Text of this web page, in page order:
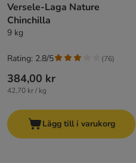
Versele-Laga Nature
Chinchilla
9 kg
384,00 kr
42,70 kr / kg
Rating: 2.8/5 (76)
Lägg till i varukorg